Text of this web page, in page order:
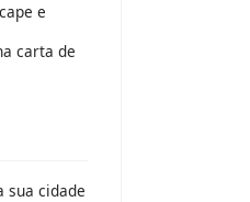
e
carta de
sua cidade